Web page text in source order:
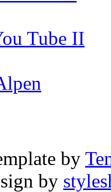
Tube II
by
by